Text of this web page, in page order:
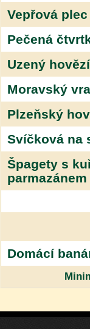
Vepřová
Pečená
Uzený
Moravský
Plzeňský
Svíčková na
Špagety s
parmazánem
Domácí